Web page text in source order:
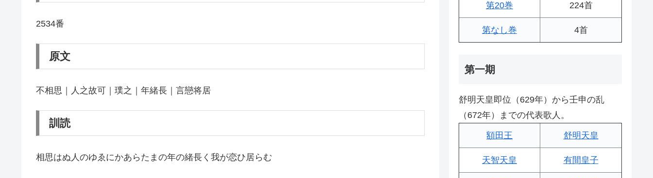
2534番
原文
不相思｜人之故可｜璞之｜年緒長｜言戀将居
訓読
相思はぬ人のゆゑにかあらたまの年の緒長く我が恋ひ居らむ
第20巻 224首
第なし巻 4首
第一期
舒明天皇即位（629年）から壬申の乱
（672年）までの代表歌人。
額田王 舒明天皇
天智天皇 有間皇子